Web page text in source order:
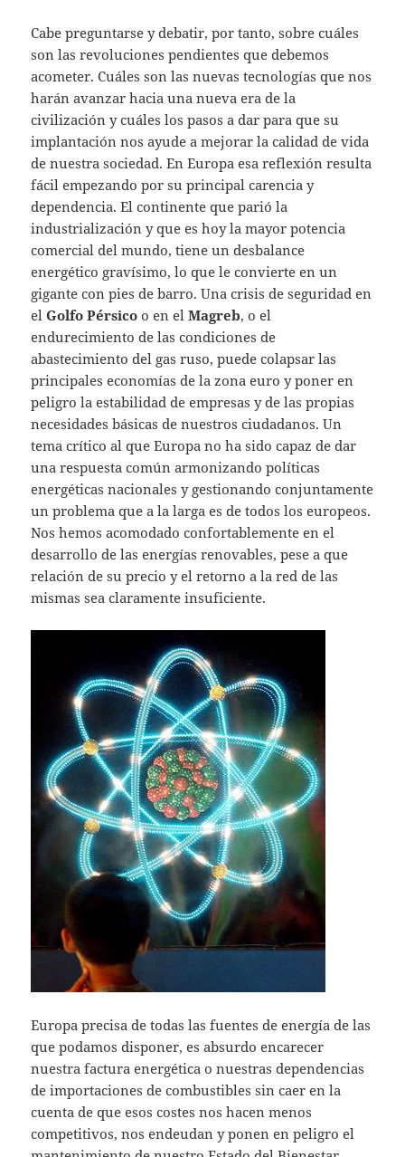
Cabe preguntarse y debatir, por tanto, sobre cuáles
son las revoluciones pendientes que debemos
acometer. Cuáles son las nuevas tecnologías que nos
harán avanzar hacia una nueva era de la
civilización y cuáles los pasos a dar para que su
implantación nos ayude a mejorar la calidad de vida
de nuestra sociedad. En Europa esa reflexión resulta
fácil empezando por su principal carencia y
dependencia. El continente que parió la
industrialización y que es hoy la mayor potencia
comercial del mundo, tiene un desbalance
energético gravísimo, lo que le convierte en un
gigante con pies de barro. Una crisis de seguridad en
elGolfo Pérsico o en elMagreb, o el
endurecimiento de las condiciones de
abastecimiento del gas ruso, puede colapsar las
principales economías de la zona euro y poner en
peligro la estabilidad de empresas y de las propias
necesidades básicas de nuestros ciudadanos. Un
tema crítico al que Europa no ha sido capaz de dar
una respuesta común armonizando políticas
energéticas nacionales y gestionando conjuntamente
un problema que a la larga es de todos los europeos.
Nos hemos acomodado confortablemente en el
desarrollo de las energías renovables, pese a que
relación de su precio y el retorno a la red de las
mismas sea claramente insuficiente.
Europa precisa de todas las fuentes de energía de las
que podamos disponer, es absurdo encarecer
nuestra factura energética o nuestras dependencias
de importaciones de combustibles sin caer en la
cuenta de que esos costes nos hacen menos
competitivos, nos endeudan y ponen en peligro el